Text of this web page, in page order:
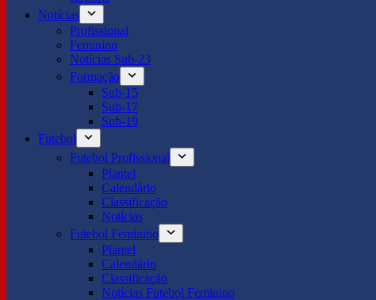
Notícias
Profissional
Feminino
Notícias Sub-23
Formação
Sub-15
Sub-17
Sub-19
Futebol
Futebol Profissional
Plantel
Calendário
Classificação
Notícias
Futebol Feminino
Plantel
Calendário
Classificação
Notícias Futebol Feminino